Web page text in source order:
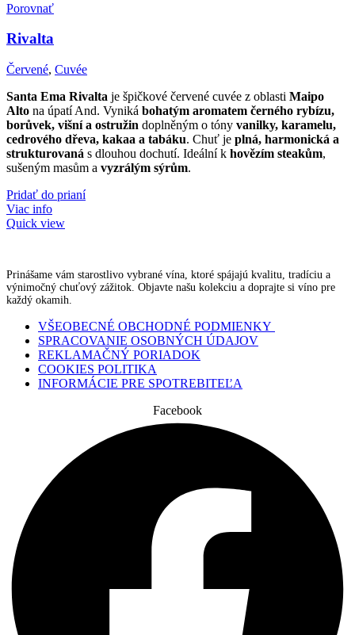
Porovnať
Rivalta
Červené, Cuvée
Santa Ema Rivalta je špičkové červené cuvée z oblasti Maipo
Alto na úpatí And. Vyniká bohatým aromatem černého rybízu,
borůvek, višní a ostružin doplněným o tóny vanilky, karamelu,
cedrového dřeva, kakaa a tabáku. Chuť je plná, harmonická a
strukturovaná s dlouhou dochutí. Ideální k hovězím steakům,
sušeným masům a vyzrálým sýrům.
Pridať do prianí
Viac info
Quick view
Prinášame vám starostlivo vybrané vína, ktoré spájajú kvalitu, tradíciu a
výnimočný chuťový zážitok. Objavte našu kolekciu a doprajte si víno pre
každý okamih.
VŠEOBECNÉ OBCHODNÉ PODMIENKY
SPRACOVANIE OSOBNÝCH ÚDAJOV
REKLAMAČNÝ PORIADOK
COOKIES POLITIKA
INFORMÁCIE PRE SPOTREBITEĽA
Facebook